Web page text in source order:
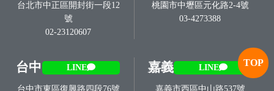
台北市中正區開封街一段12
號
02-23120607
桃園市中壢區元化路2-4號
03-4273388
台中 LINE
台中市東區復興路四段76號
嘉義 LINE
嘉義市西區中山路537號
TOP